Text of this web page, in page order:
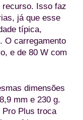
recurso. Isso faz
já que esse
típica,
O carregamento
e de 80 W com
dimensões
mm e 230 g.
Pro Plus troca